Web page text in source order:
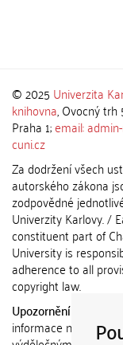
© 2025 Univerzita
knihovna, Ovocný trh
Praha 1;email:
cuni.cz
Za dodržení všech
autorského zákona
zodpovědné
Univerzity Karlovy. /
constituent part of
University is
adherence to all
copyright law.
Upozornění / Notice:
informace nemohou